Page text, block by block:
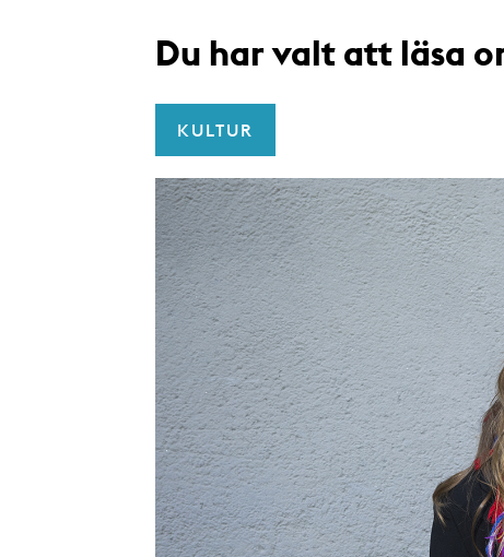
Du har valt att läsa
KULTUR